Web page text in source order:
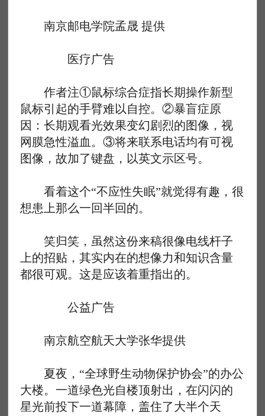
南京邮电学院孟晟 提供
医疗广告
作者注①鼠标综合症指长期操作新型
鼠标引起的手臂难以自控。②暴盲症原
因：长期观看光效果变幻剧烈的图像，视
网膜急性溢血。③将来联系电话均有可视
图像，故加了键盘，以英文示区号。
看着这个“不应性失眠”就觉得有趣，很
想患上那么一回半回的。
笑归笑，虽然这份来稿很像电线杆子
上的招贴，其实内在的想像力和知识含量
都很可观。这是应该着重指出的。
公益广告
南京航空航天大学张华提供
夏夜，“全球野生动物保护协会”的办公
大楼。一道绿色光自楼顶射出，在闪闪的
星光前投下一道幕障，盖住了大半个天